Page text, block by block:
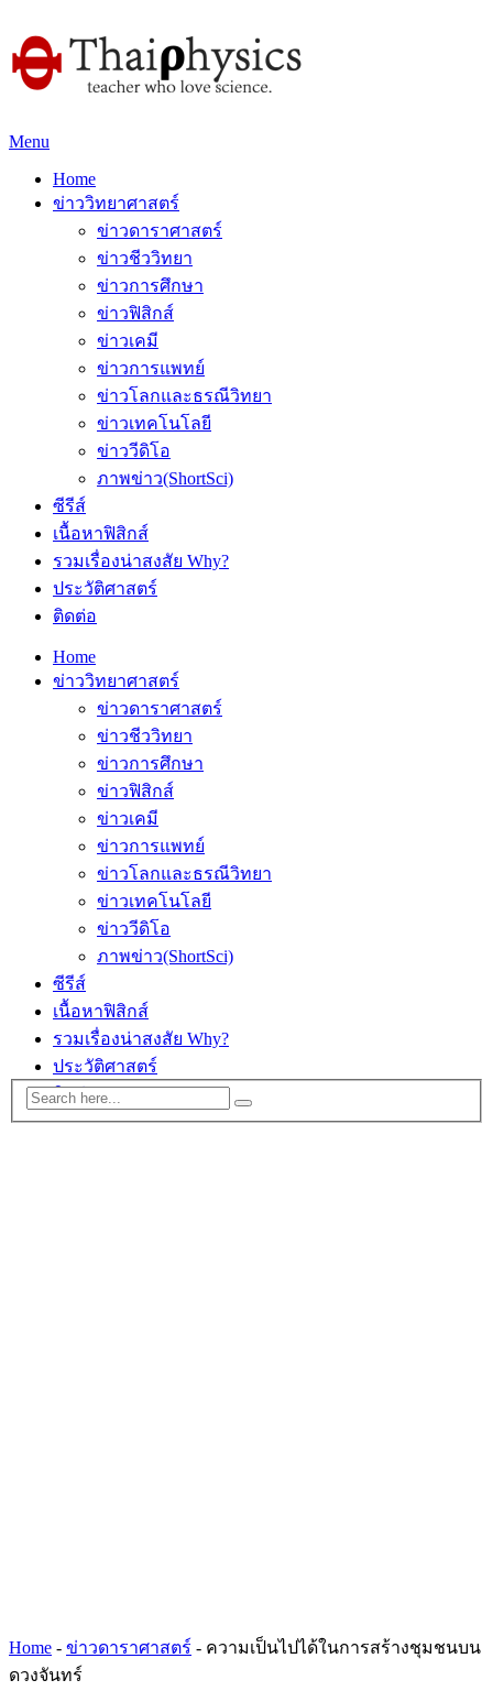
Menu
Home
ข่าววิทยาศาสตร์
ข่าวดาราศาสตร์
ข่าวชีววิทยา
ข่าวการศึกษา
ข่าวฟิสิกส์
ข่าวเคมี
ข่าวการแพทย์
ข่าวโลกและธรณีวิทยา
ข่าวเทคโนโลยี
ข่าววีดิโอ
ภาพข่าว(ShortSci)
ซีรีส์
เนื้อหาฟิสิกส์
รวมเรื่องน่าสงสัย Why?
ประวัติศาสตร์
ติดต่อ
Home
ข่าววิทยาศาสตร์
ข่าวดาราศาสตร์
ข่าวชีววิทยา
ข่าวการศึกษา
ข่าวฟิสิกส์
ข่าวเคมี
ข่าวการแพทย์
ข่าวโลกและธรณีวิทยา
ข่าวเทคโนโลยี
ข่าววีดิโอ
ภาพข่าว(ShortSci)
ซีรีส์
เนื้อหาฟิสิกส์
รวมเรื่องน่าสงสัย Why?
ประวัติศาสตร์
ติดต่อ
Home - ข่าวดาราศาสตร์ - ความเป็นไปได้ในการสร้างชุมชนบน
ดวงจันทร์